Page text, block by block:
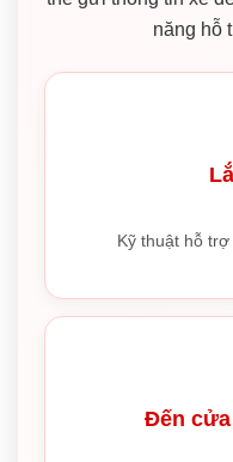
năng hỗ
Kỹ thuật hỗ
Đến